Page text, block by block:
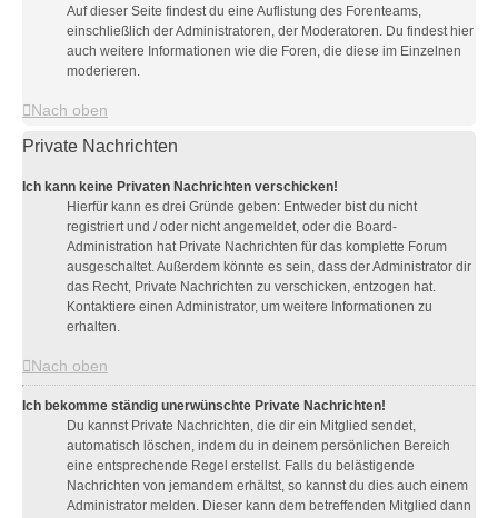
Auf dieser Seite findest du eine Auflistung des Forenteams,
einschließlich der Administratoren, der Moderatoren. Du findest hier
auch weitere Informationen wie die Foren, die diese im Einzelnen
moderieren.
Nach oben
Private Nachrichten
Ich kann keine Privaten Nachrichten verschicken!
Hierfür kann es drei Gründe geben: Entweder bist du nicht
registriert und / oder nicht angemeldet, oder die Board-
Administration hat Private Nachrichten für das komplette Forum
ausgeschaltet. Außerdem könnte es sein, dass der Administrator dir
das Recht, Private Nachrichten zu verschicken, entzogen hat.
Kontaktiere einen Administrator, um weitere Informationen zu
erhalten.
Nach oben
Ich bekomme ständig unerwünschte Private Nachrichten!
Du kannst Private Nachrichten, die dir ein Mitglied sendet,
automatisch löschen, indem du in deinem persönlichen Bereich
eine entsprechende Regel erstellst. Falls du belästigende
Nachrichten von jemandem erhältst, so kannst du dies auch einem
Administrator melden. Dieser kann dem betreffenden Mitglied dann